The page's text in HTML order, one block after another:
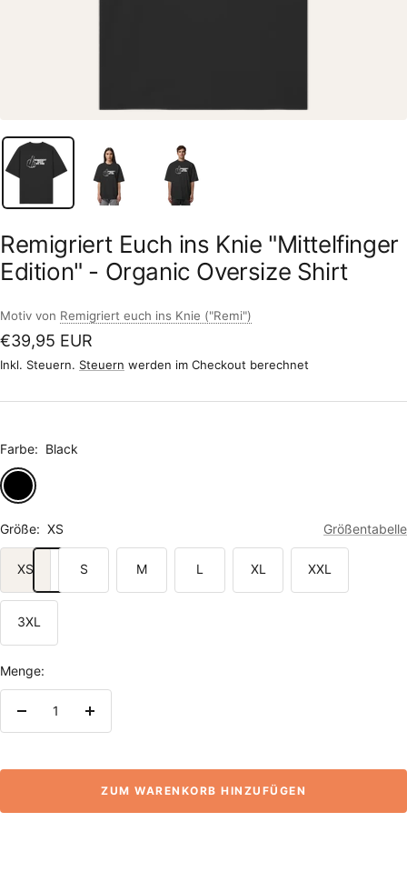
Remigriert Euch ins Knie "Mittelfinger
Edition" - Organic Oversize Shirt
Motiv von Remigriert euch ins Knie ("Remi")
Angebotspreis
€39,95 EUR
Inkl. Steuern. Steuern werden im Checkout berechnet
Farbe: Black
Black
Größe: XS Größentabelle
XS S M L XL XXL
3XL
Menge:
Menge
Menge
ZUM WARENKORB HINZUFÜGEN